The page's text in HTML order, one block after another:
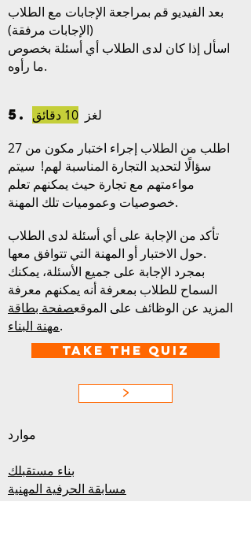
بعد الفيديو قم بمراجعة الإجابات مع الطلاب
(الإجابات مرفقة)
اسأل إذا كان لدى الطلاب أي أسئلة بخصوص
ما رأوه.
5. لغز 10 دقائق
اطلب من الطلاب إجراء اختبار مكون من 27
سؤالًا لتحديد التجارة المناسبة لهم! سيتم
مواءمتهم مع تجارة حيث يمكنهم تعلم
خصوصيات وعموميات تلك المهنة.
تأكد من الإجابة على أي أسئلة لدى الطلاب
حول الاختبار أو المهنة التي تتوافق معها.
بمجرد الإجابة على جميع الأسئلة، يمكنك
السماح للطلاب بمعرفة أنه يمكنهم معرفة
المزيد عن الوظائف على الموقعصفحة بطاقة
مهنة البناء.
Take the Quiz
>
موارد
بناء مستقبلك
مسابقة الحرفية المهنية